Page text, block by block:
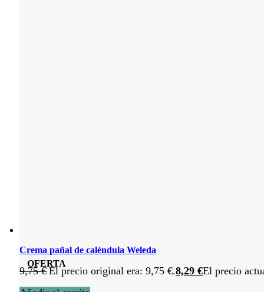
OFERTA
Crema pañal de caléndula Weleda
9,75€ El precio original era: 9,75 €.8,29 €El precio